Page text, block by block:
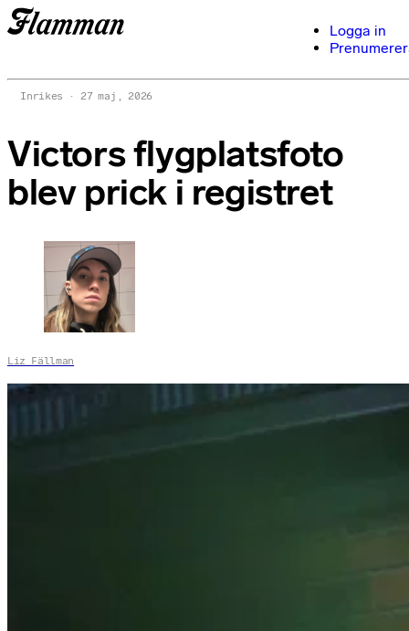
Logga in
Inrikes 27 maj, 2026
Victors flygplatsfoto
blev prick i registret
Liz Fällman